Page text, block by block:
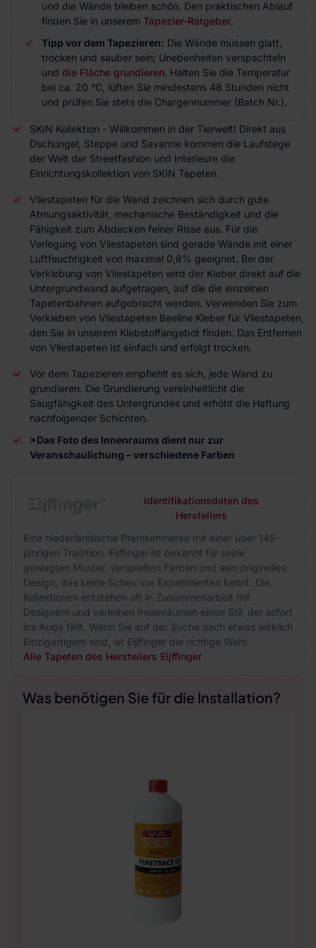
und die Wände bleiben schön. Den praktischen Ablauf
finden Sie in unserem Tapezier-Ratgeber.
Tipp vor dem Tapezieren: Die Wände müssen glatt,
trocken und sauber sein; Unebenheiten verspachteln
und die Fläche grundieren. Halten Sie die Temperatur
bei ca. 20 °C, lüften Sie mindestens 48 Stunden nicht
und prüfen Sie stets die Chargennummer (Batch Nr.).
SKIN Kollektion - Willkommen in der Tierwelt! Direkt aus
Dschungel, Steppe und Savanne kommen die Laufstege
der Welt der Streetfashion und Interieure die
Einrichtungskollektion von SKIN Tapeten.
Vliestapeten für die Wand zeichnen sich durch gute
Atmungsaktivität, mechanische Beständigkeit und die
Fähigkeit zum Abdecken feiner Risse aus. Für die
Verlegung von Vliestapeten sind gerade Wände mit einer
Luftfeuchtigkeit von maximal 0,8% geeignet. Bei der
Verklebung von Vliestapeten wird der Kleber direkt auf die
Untergrundwand aufgetragen, auf die die einzelnen
Tapetenbahnen aufgebracht werden. Verwenden Sie zum
Verkleben von Vliestapeten Beeline Kleber für Vliestapeten,
den Sie in unserem Klebstoffangebot finden. Das Entfernen
von Vliestapeten ist einfach und erfolgt trocken.
Vor dem Tapezieren empfiehlt es sich, jede Wand zu
grundieren. Die Grundierung vereinheitlicht die
Saugfähigkeit des Untergrundes und erhöht die Haftung
nachfolgender Schichten.
>Das Foto des Innenraums dient nur zur
Veranschaulichung – verschiedene Farben
Identifikationsdaten des
Herstellers
Eine niederländische Premiummarke mit einer über 145-
jährigen Tradition. Eijffinger ist bekannt für seine
gewagten Muster, verspielten Farben und sein originelles
Design, das keine Scheu vor Experimenten kennt. Die
Kollektionen entstehen oft in Zusammenarbeit mit
Designern und verleihen Innenräumen einen Stil, der sofort
ins Auge fällt. Wenn Sie auf der Suche nach etwas wirklich
Einzigartigem sind, ist Eijffinger die richtige Wahl.
Alle Tapeten des Herstellers Eijffinger
Was benötigen Sie für die Installation?